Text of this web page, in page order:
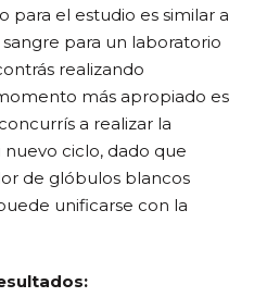
para el estudio es similar a
para un laboratorio
realizando
más apropiado es
a realizar la
nuevo ciclo, dado que
de glóbulos blancos
unificarse con la